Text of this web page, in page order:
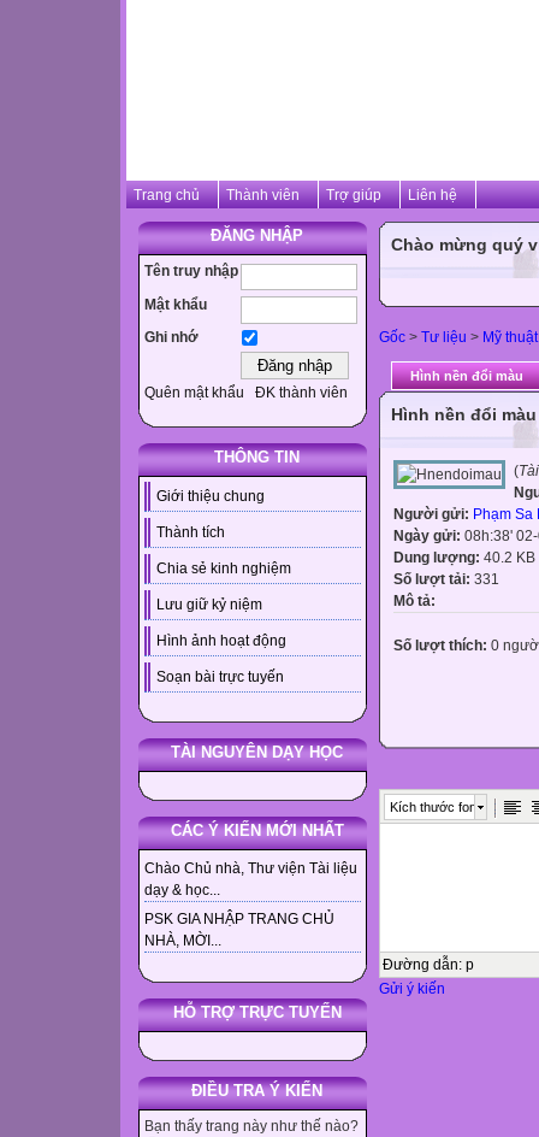
Trang chủ Thành viên Trợ giúp Liên hệ
ĐĂNG NHẬP
Tên truy nhập
Mật khẩu
Ghi nhớ
Quên mật khẩu ĐK thành viên
THÔNG TIN
Giới thiệu chung
Thành tích
Chia sẻ kinh nghiệm
Lưu giữ kỷ niệm
Hình ảnh hoạt động
Soạn bài trực tuyến
TÀI NGUYÊN DẠY HỌC
CÁC Ý KIẾN MỚI NHẤT
Chào Chủ nhà, Thư viện Tài liệu
dạy & học...
PSK GIA NHẬP TRANG CHỦ
NHÀ, MỜI...
HỖ TRỢ TRỰC TUYẾN
ĐIỀU TRA Ý KIẾN
Bạn thấy trang này như thế nào?
Chào mừng quý
Gốc > Tư liệu > Mỹ thuật
Hình nền đổi màu
Hình nền đổi màu
(
Người gửi: Phạm Sa
Ngày gửi: 08h:38'
Dung lượng: 40.2 KB
Số lượt tải: 331
Mô tả:
Số lượt thích: 0
Kích thước font
Đường dẫn: p
Gửi ý kiến